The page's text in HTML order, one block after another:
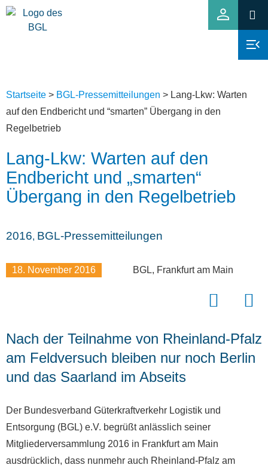
Startseite > BGL-Pressemitteilungen > Lang-Lkw: Warten
auf den Endbericht und “smarten” Übergang in den
Regelbetrieb
Lang-Lkw: Warten auf den
Endbericht und „smarten“
Übergang in den Regelbetrieb
2016, BGL-Pressemitteilungen
18. November 2016 BGL, Frankfurt am Main
Nach der Teilnahme von Rheinland-Pfalz
am Feldversuch bleiben nur noch Berlin
und das Saarland im Abseits
Der Bundesverband Güterkraftverkehr Logistik und
Entsorgung (BGL) e.V. begrüßt anlässlich seiner
Mitgliederversammlung 2016 in Frankfurt am Main
ausdrücklich, dass nunmehr auch Rheinland-Pfalz am